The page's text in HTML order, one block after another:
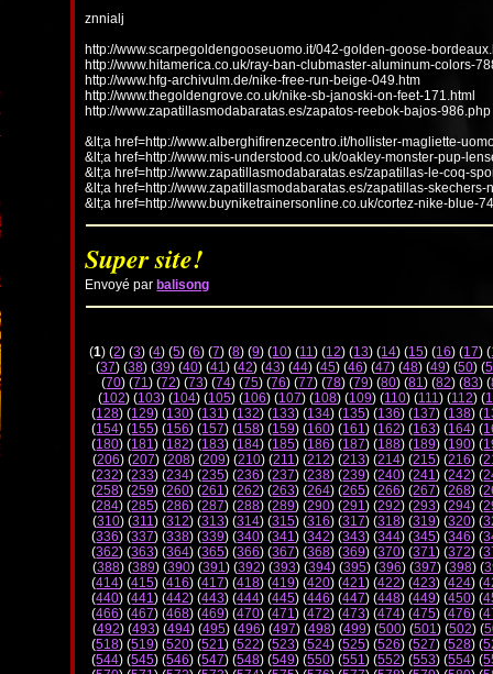
znnialj
http://www.scarpegoldengooseuomo.it/042-golden-goose-
http://www.hitamerica.co.uk/ray-ban-clubmaster-aluminum-colors-
http://www.hfg-archivulm.de/nike-free-run-beige-049.htm
http://www.thegoldengrove.co.uk/nike-sb-janoski-on-feet-171.html
http://www.zapatillasmodabaratas.es/zapatos-reebok-bajos-986.php
&lt;a href=http://www.alberghifirenzecentro.it/hollister-magliette-
&lt;a href=http://www.mis-understood.co.uk/oakley-monster-pup-
&lt;a href=http://www.zapatillasmodabaratas.es/zapatillas-le-coq-
&lt;a href=http://www.zapatillasmodabaratas.es/zapatillas-
&lt;a href=http://www.buyniketrainersonline.co.uk/cortez-nike-blue-
Super site!
Envoyé par balisong
(1) (2) (3) (4) (5) (6) (7) (8) (9) (10) (11) (12) (13) (14) (15) (16) (17) (
(37) (38) (39) (40) (41) (42) (43) (44) (45) (46) (47) (48) (49) (50) (
(70) (71) (72) (73) (74) (75) (76) (77) (78) (79) (80) (81) (82) (83) (
(102) (103) (104) (105) (106) (107) (108) (109) (110) (111) (112) (
(128) (129) (130) (131) (132) (133) (134) (135) (136) (137) (138) (
(154) (155) (156) (157) (158) (159) (160) (161) (162) (163) (164) (
(180) (181) (182) (183) (184) (185) (186) (187) (188) (189) (190) (
(206) (207) (208) (209) (210) (211) (212) (213) (214) (215) (216) (
(232) (233) (234) (235) (236) (237) (238) (239) (240) (241) (242) (
(258) (259) (260) (261) (262) (263) (264) (265) (266) (267) (268) (
(284) (285) (286) (287) (288) (289) (290) (291) (292) (293) (294) (
(310) (311) (312) (313) (314) (315) (316) (317) (318) (319) (320) (
(336) (337) (338) (339) (340) (341) (342) (343) (344) (345) (346) (
(362) (363) (364) (365) (366) (367) (368) (369) (370) (371) (372) (
(388) (389) (390) (391) (392) (393) (394) (395) (396) (397) (398) (
(414) (415) (416) (417) (418) (419) (420) (421) (422) (423) (424) (
(440) (441) (442) (443) (444) (445) (446) (447) (448) (449) (450) (
(466) (467) (468) (469) (470) (471) (472) (473) (474) (475) (476) (
(492) (493) (494) (495) (496) (497) (498) (499) (500) (501) (502) (
(518) (519) (520) (521) (522) (523) (524) (525) (526) (527) (528) (
(544) (545) (546) (547) (548) (549) (550) (551) (552) (553) (554) (